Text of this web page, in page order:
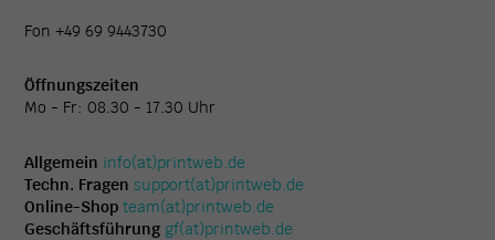
Fon +49 69 9443730
Öffnungszeiten
Mo - Fr: 08.30 - 17.30 Uhr
Allgemein info(at)printweb.de
Techn. Fragen support(at)printweb.de
Online-Shop team(at)printweb.de
Geschäftsführung gf(at)printweb.de